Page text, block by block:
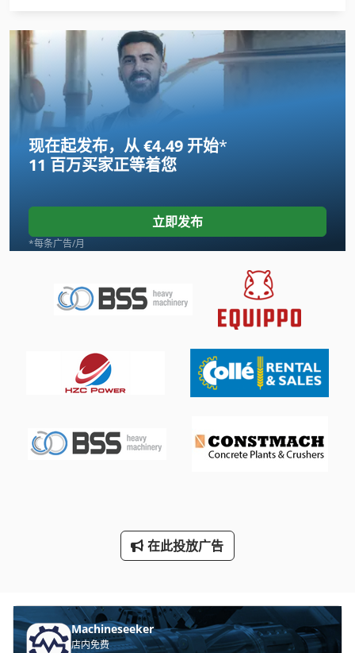
Fuw 250
Fz 0
Index B 60
International 434
Liebherr 20 K
Linde
Newton 20
Wenzel Lh 54
手动 绞车
现在起发布，从 €4.49 开始*
11 百万买家正等着您
立即发布
*每条广告/月
在此投放广告
Machineseeker
店内免费